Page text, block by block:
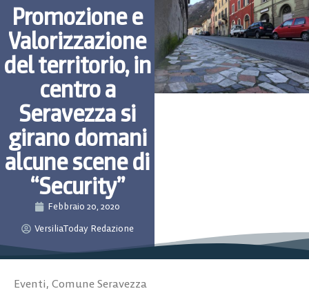
Promozione e
Valorizzazione
del territorio, in
centro a
Seravezza si
girano domani
alcune scene di
“Security”
Febbraio 20, 2020
VersiliaToday Redazione
Eventi, Comune Seravezza